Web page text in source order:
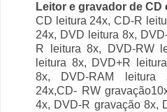
Leitor e gravador de CD
CD leitura 24x, CD-R
24x, DVD leitura 8x,
R leitura 8x, DVD-RW
leitura 8x, DVD+R
8x, DVD-RAM leitura
24x,CD- RW
4x, DVD-R gravação 8x,